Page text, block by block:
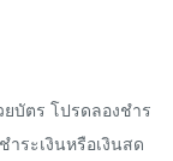
ยบัตร โปรดลองชำร
ระเงินหรือเงินสด